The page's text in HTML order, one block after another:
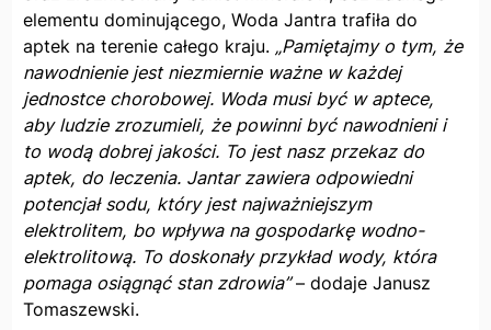
elementu dominującego, Woda Jantra trafiła do
aptek na terenie całego kraju. „Pamiętajmy o tym, że
nawodnienie jest niezmiernie ważne w każdej
jednostce chorobowej. Woda musi być w aptece,
aby ludzie zrozumieli, że powinni być nawodnieni i
to wodą dobrej jakości. To jest nasz przekaz do
aptek, do leczenia. Jantar zawiera odpowiedni
potencjał sodu, który jest najważniejszym
elektrolitem, bo wpływa na gospodarkę wodno-
elektrolitową. To doskonały przykład wody, która
pomaga osiągnąć stan zdrowia”– dodaje Janusz
Tomaszewski.